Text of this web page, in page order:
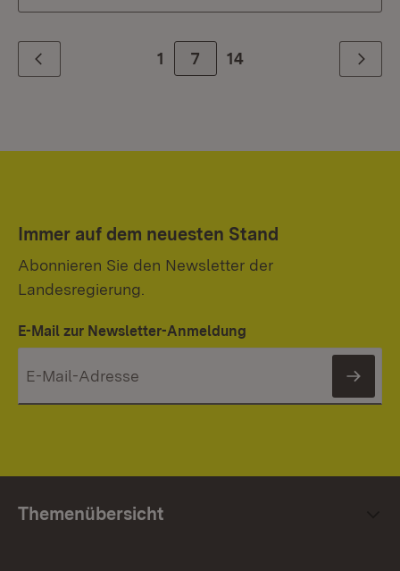
Zurück 1 Zur Seite
7 14 Weiter
Immer auf dem neuesten Stand
Abonnieren Sie den Newsletter der
Landesregierung.
E-Mail zur Newsletter-Anmeldung
Themenübersicht